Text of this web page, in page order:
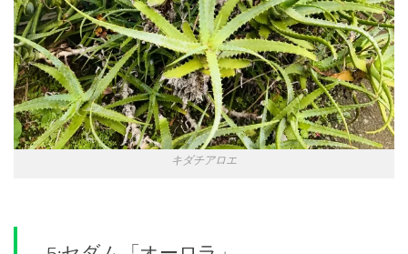
キダチアロエ